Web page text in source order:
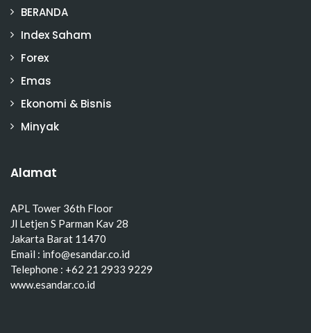
BERANDA
Index Saham
Forex
Emas
Ekonomi & Bisnis
Minyak
Alamat
APL Tower 36th Floor
Jl Letjen S Parman Kav 28
Jakarta Barat 11470
Email : info@esandar.co.id
Telephone : +62 21 2933 9229
www.esandar.co.id